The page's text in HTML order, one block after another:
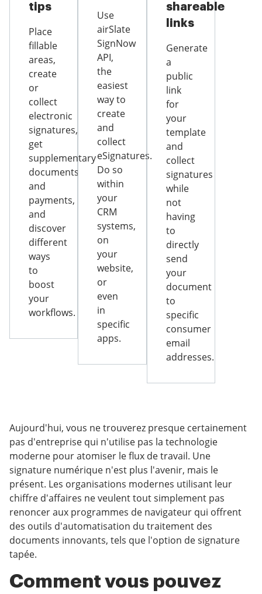
tips
Place
fillable
areas,
create
or
collect
electronic
signatures,
get
supplementary
documents
and
payments,
and
discover
different
ways
to
boost
your
workflows.
Use
airSlate
SignNow
API,
the
easiest
way to
create
and
collect
eSignatures.
Do so
within
your
CRM
systems,
on
your
website,
or
even
in
specific
apps.
shareable
links
Generate
a
public
link
for
your
template
and
collect
signatures
while
not
having
to
directly
send
your
document
to
specific
consumer
email
addresses.
Aujourd'hui, vous ne trouverez presque certainement
pas d'entreprise qui n'utilise pas la technologie
moderne pour atomiser le flux de travail. Une
signature numérique n'est plus l'avenir, mais le
présent. Les organisations modernes utilisant leur
chiffre d'affaires ne veulent tout simplement pas
renoncer aux programmes de navigateur qui offrent
des outils d'automatisation du traitement des
documents innovants, tels que l'option de signature
tapée.
Comment vous pouvez